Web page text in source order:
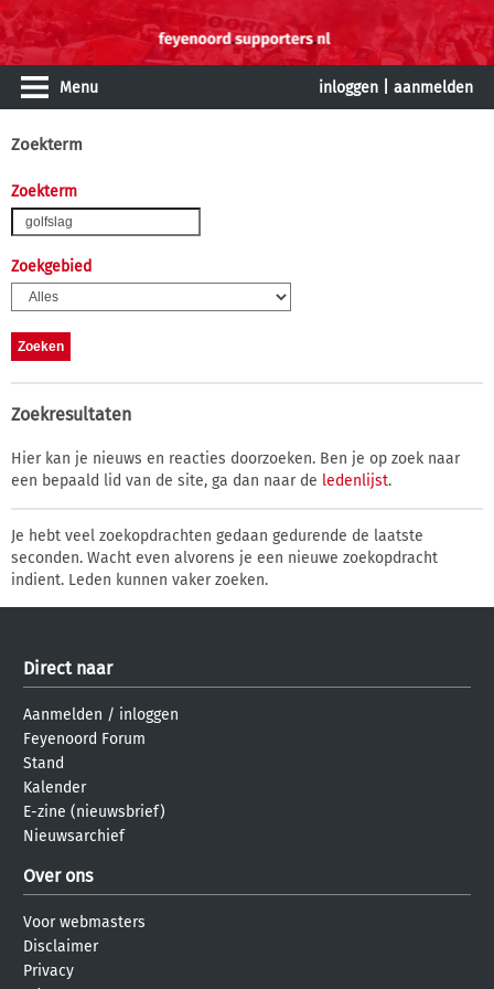
Menu inloggen aanmelden
Zoekterm
Zoekterm
Zoekgebied
Zoekresultaten
Hier kan je nieuws en reacties doorzoeken. Ben je op zoek naar
een bepaald lid van de site, ga dan naar de ledenlijst.
Je hebt veel zoekopdrachten gedaan gedurende de laatste
seconden. Wacht even alvorens je een nieuwe zoekopdracht
indient. Leden kunnen vaker zoeken.
Direct naar
Aanmelden / inloggen
Feyenoord Forum
Stand
Kalender
E-zine (nieuwsbrief)
Nieuwsarchief
Over ons
Voor webmasters
Disclaimer
Privacy